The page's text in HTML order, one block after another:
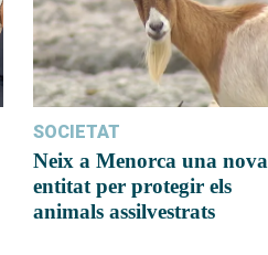
SOCIETAT
Neix a Menorca una nova
entitat per protegir els
animals assilvestrats